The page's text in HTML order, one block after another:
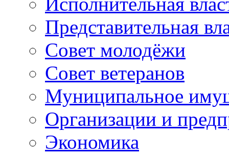
Представительная
Совет молодёжи
Совет ветеранов
Муниципальное
Организации и
Экономика